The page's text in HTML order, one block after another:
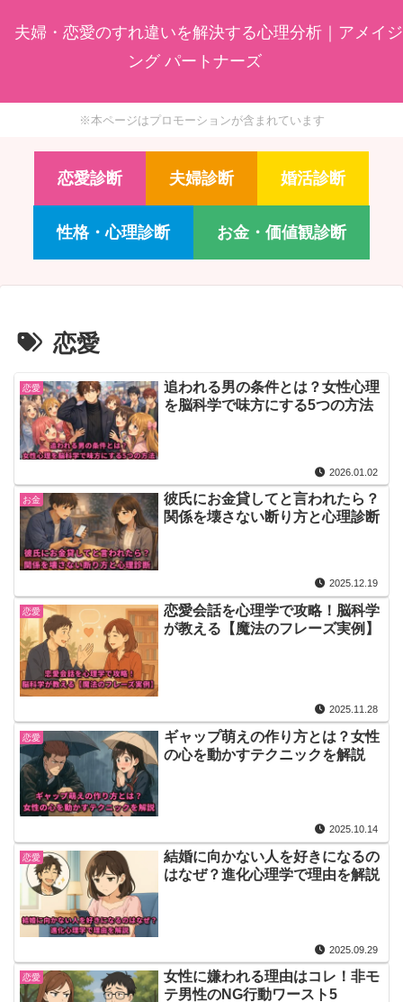
夫婦・恋愛のすれ違いを解決する心理分析｜アメイジ
ング パートナーズ
※本ページはプロモーションが含まれています
恋愛診断 夫婦診断 婚活診断
性格・心理診断 お金・価値観診断
恋愛
恋愛
追われる男の条件とは？女性心理
を脳科学で味方にする5つの方法
2026.01.02
お金
彼氏にお金貸してと言われたら？
関係を壊さない断り方と心理診断
2025.12.19
恋愛
恋愛会話を心理学で攻略！脳科学
が教える【魔法のフレーズ実例】
2025.11.28
恋愛
ギャップ萌えの作り方とは？女性
の心を動かすテクニックを解説
2025.10.14
恋愛
結婚に向かない人を好きになるの
はなぜ？進化心理学で理由を解説
2025.09.29
恋愛
女性に嫌われる理由はコレ！非モ
テ男性のNG行動ワースト5